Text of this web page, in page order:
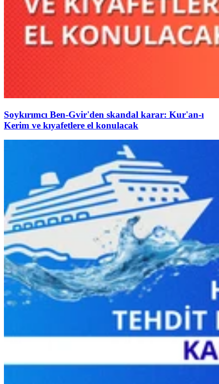
Soykırımcı Ben-Gvir'den skandal karar: Kur'an-ı
Kerim ve kıyafetlere el konulacak